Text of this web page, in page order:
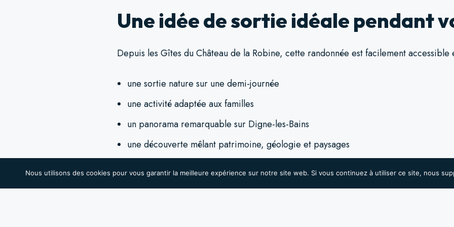
Une idée de sortie idéale pendant
Depuis les Gîtes du Château de la Robine, cette randonnée est facilement accessible
une sortie nature sur une demi-journée
une activité adaptée aux familles
un panorama remarquable sur Digne-les-Bains
une découverte mêlant patrimoine, géologie et paysages
C’est l’activité parfaite pour alterner entre moments de détente aux gîtes et
Nous utilisons des cookies pour vous garantir la meilleure expérience sur notre site web. Si vous continuez à utiliser ce site, nous